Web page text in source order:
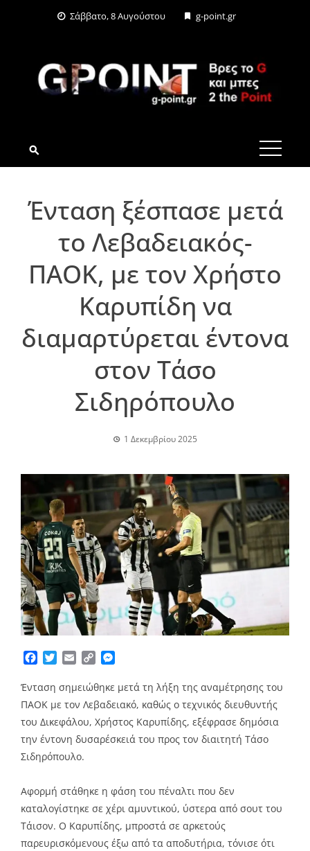
Σάββατο, 8 Αυγούστου g-point.gr
G-POINT.GR
Ένταση ξέσπασε μετά
το Λεβαδειακός-
ΠΑΟΚ, με τον Χρήστο
Καρυπίδη να
διαμαρτύρεται έντονα
στον Τάσο
Σιδηρόπουλο
1 Δεκεμβρίου 2025
Facebook
TwitterEmailCopy
Ένταση σημειώθηκε μετά τη λήξη της αναμέτρησης του
ΠΑΟΚ με τον Λεβαδειακό, καθώς ο τεχνικός διευθυντής
του Δικεφάλου, Χρήστος Καρυπίδης, εξέφρασε δημόσια
την έντονη δυσαρέσκειά του προς τον διαιτητή Τάσο
Σιδηρόπουλο.
Αφορμή στάθηκε η φάση του πέναλτι που δεν
καταλογίστηκε σε χέρι αμυντικού, ύστερα από σουτ του
Τάισον. Ο Καρυπίδης, μπροστά σε αρκετούς
παρευρισκόμενους έξω από τα αποδυτήρια, τόνισε ότι